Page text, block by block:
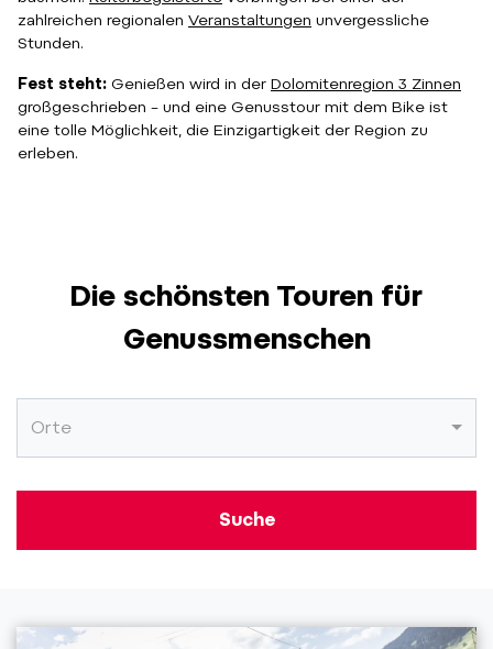
zahlreichen regionalen Veranstaltungen unvergessliche
Stunden.
Fest steht: Genießen wird in der Dolomitenregion 3 Zinnen
großgeschrieben – und eine Genusstour mit dem Bike ist
eine tolle Möglichkeit, die Einzigartigkeit der Region zu
erleben.
Die schönsten Touren für
Genussmenschen
Orte
Suche